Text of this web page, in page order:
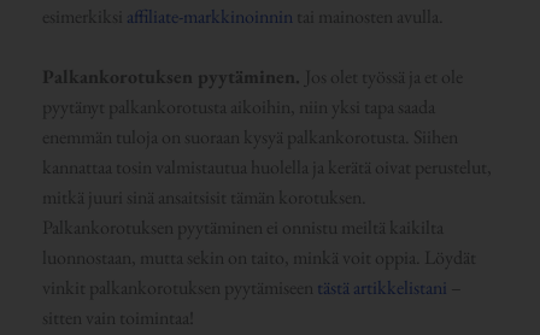
esimerkiksi affiliate-markkinoinnin tai mainosten avulla.
Palkankorotuksen pyytäminen. Jos olet työssä ja et ole
pyytänyt palkankorotusta aikoihin, niin yksi tapa saada
enemmän tuloja on suoraan kysyä palkankorotusta. Siihen
kannattaa tosin valmistautua huolella ja kerätä oivat perustelut,
mitkä juuri sinä ansaitsisit tämän korotuksen.
Palkankorotuksen pyytäminen ei onnistu meiltä kaikilta
luonnostaan, mutta sekin on taito, minkä voit oppia. Löydät
vinkit palkankorotuksen pyytämiseen tästä artikkelistani
sitten vain toimintaa!